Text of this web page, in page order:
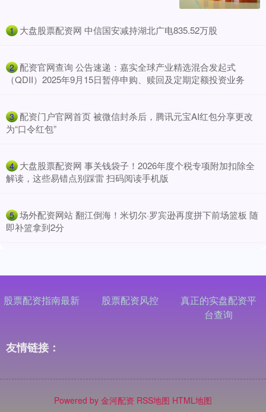
1 ​大盘股票配资网 中信国安减持湖北广电835.52万股
2 ​配资官网查询 公告速递：嘉实全球产业精选混合发起式
（QDII）2025年9月15日暂停申购、赎回及定期定额投资业务
3 ​配资门户官网首页 被微信封杀后，腾讯元宝AI红包分享更改
为“口令红包”
4 ​大盘股票配资网 事关钱袋子！2026年度个税专项附加扣除全
解读，这些易错点别踩雷 扫码阅读手机版
5 ​场外配资网站 翻江倒海！米切尔·罗宾逊再度拼下前场篮板 随
即补篮拿到2分
股票配资指南最新 股票配资风控
真正的实盘配资平
台查询
友情链接：
Powered by 金河配资 RSS地图 HTML地图